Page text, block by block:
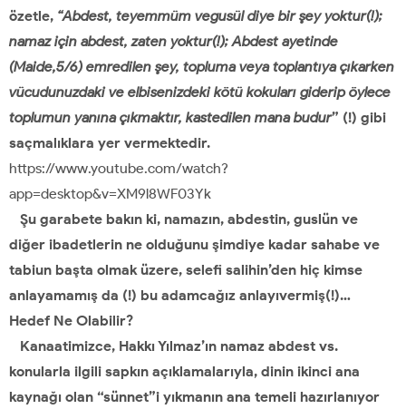
özetle, “Abdest, teyemmüm vegusül diye bir şey yoktur(!);
namaz için abdest, zaten yoktur(!); Abdest ayetinde
(Maide,5/6) emredilen şey, topluma veya toplantıya çıkarken
vücudunuzdaki ve elbisenizdeki kötü kokuları giderip öylece
toplumun yanına çıkmaktır, kastedilen mana budur” (!) gibi
saçmalıklara yer vermektedir.
https://www.youtube.com/watch?
app=desktop&v=XM9l8WF03Yk
Şu garabete bakın ki, namazın, abdestin, guslün ve
diğer ibadetlerin ne olduğunu şimdiye kadar sahabe ve
tabiun başta olmak üzere, selefi salihin’den hiç kimse
anlayamamış da (!) bu adamcağız anlayıvermiş(!)…
Hedef Ne Olabilir?
Kanaatimizce, Hakkı Yılmaz’ın namaz abdest vs.
konularla ilgili sapkın açıklamalarıyla, dinin ikinci ana
kaynağı olan “sünnet”i yıkmanın ana temeli hazırlanıyor